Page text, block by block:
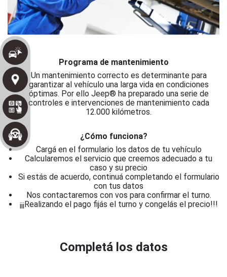
Programa de mantenimiento
Un mantenimiento correcto es determinante para
garantizar al vehículo una larga vida en condiciones
óptimas. Por ello Jeep® ha preparado una serie de
controles e intervenciones de mantenimiento cada
12.000 kilómetros.
¿Cómo funciona?
Cargá en el formulario los datos de tu vehículo
Calcularemos el servicio que creemos adecuado a tu
caso y su precio
Si estás de acuerdo, continuá completando el formulario
con tus datos
Nos contactaremos con vos para confirmar el turno.
¡¡¡Realizando el pago fijás el turno y congelás el precio!!!
Completá los datos